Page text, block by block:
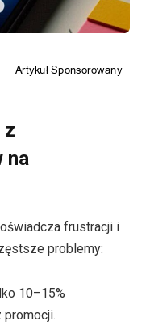
z
na
frustracji i
problemy:
10–15%